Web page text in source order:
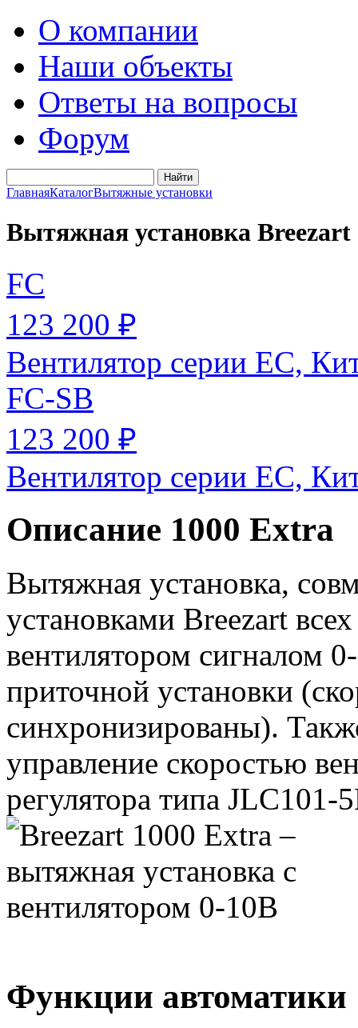
О компании
Наши объекты
Ответы на вопросы
Форум
ГлавнаяКаталогВытяжные установки
Вытяжная установка Breezart
FC
123 200 ₽
Вентилятор серии EC,
FC-SB
123 200 ₽
Вентилятор серии EC,
Описание 1000 Extra
Вытяжная установка,
установками Breezart
вентилятором сигналом
приточной установки
синхронизированы).
управление скоростью
регулятора типа JLС101-
Функции автоматики